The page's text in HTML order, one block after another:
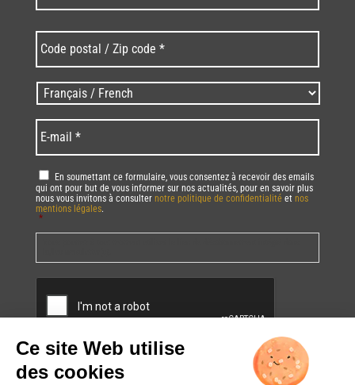
postal
/
Zip
code
* *
Langues
/
Language *
mail *
RGPD *
En soumettant ce formulaire, vous consentez à recevoir des emails
qui ont pour but de vous informer sur nos actualités, pour en savoir plus
nous vous invitons à consulter notre politique de confidentialité et nos
mentions légales.
*